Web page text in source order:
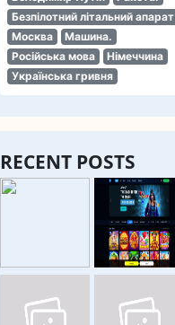
Безпілотний літальний апарат
Москва
Машина.
Російська мова
Німеччина
Українська гривня
RECENT POSTS